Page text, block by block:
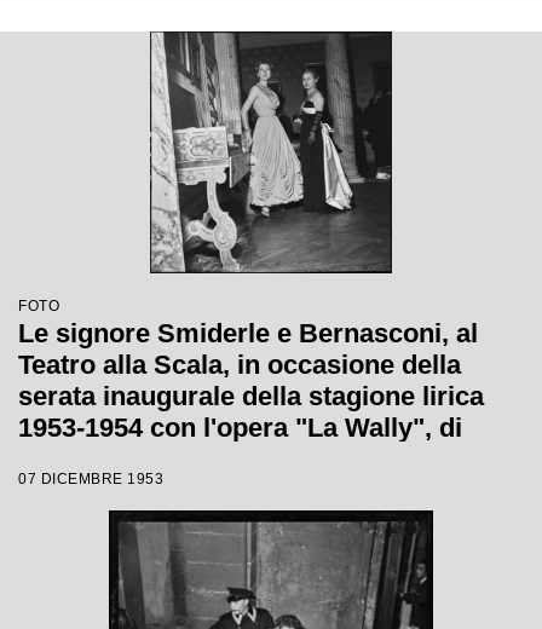
FOTO
Le signore Smiderle e Bernasconi, al
Teatro alla Scala, in occasione della
serata inaugurale della stagione lirica
1953-1954 con l'opera "La Wally", di
Giulini, con la regia di Tatiana Pavlova
07 DICEMBRE 1953